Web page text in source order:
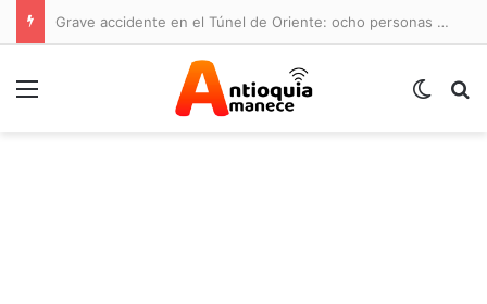
Grave accidente en el Túnel de Oriente: ocho personas lesionadas y cierre de la vía
Menú